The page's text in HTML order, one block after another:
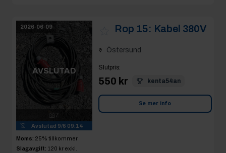
2026-06-09
AVSLUTAD
7
Avslutad 9/6 09:14
Moms: 25% tillkommer
Slagavgift: 120 kr exkl.
Rop 15: Kabel 380V
Östersund
Slutpris:
550 kr kenta54an
Se mer info